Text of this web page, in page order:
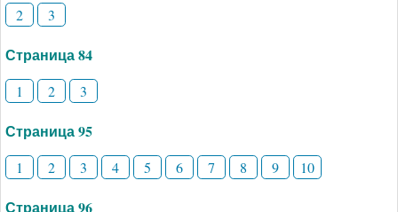
2 3
Страница 84
1 2 3
Страница 95
1 2 3 4 5 6 7 8 9 10
Страница 96